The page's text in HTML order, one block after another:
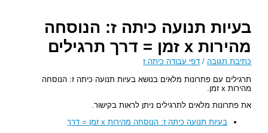
בעיות תנועה כיתה ז: הנוסחה
מהירות x זמן = דרך תרגילים
כתיבת תגובה / דפי עבודה כיתה ז
תרגילים עם פתרונות מלאים בנושא בעיות תנועה כיתה ז: הנוסחה
מהירות x זמן.
את פתרונות מלאים לתרגילים ניתן לראות בקישור.
בעיות תנועה כיתה ז: הנוסחה מהירות x זמן = דרך